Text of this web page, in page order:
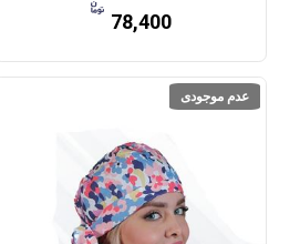
78,400
عدم موجودی